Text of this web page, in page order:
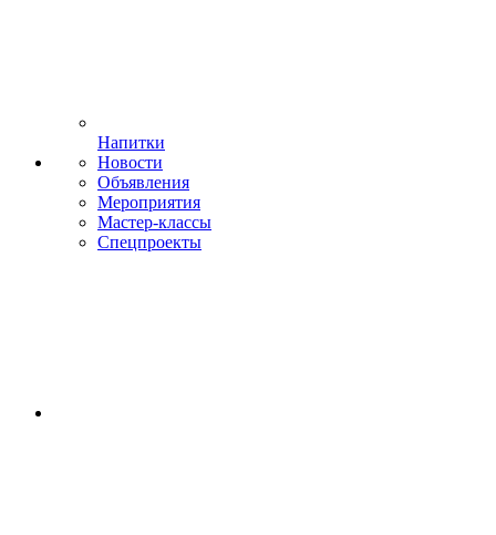
Напитки
Новости
Объявления
Мероприятия
Мастер-классы
Спецпроекты